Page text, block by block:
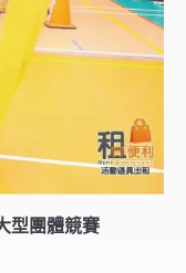
型團體競賽